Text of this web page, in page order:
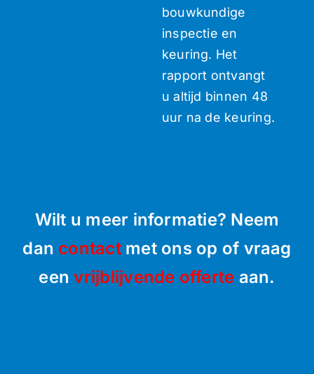
bouwkundige
inspectie en
keuring. Het
rapport ontvangt
u altijd binnen 48
uur na de keuring.
Wilt u meer informatie? Neem
dan contactmet ons op of vraag
een vrijblijvende offerte aan.